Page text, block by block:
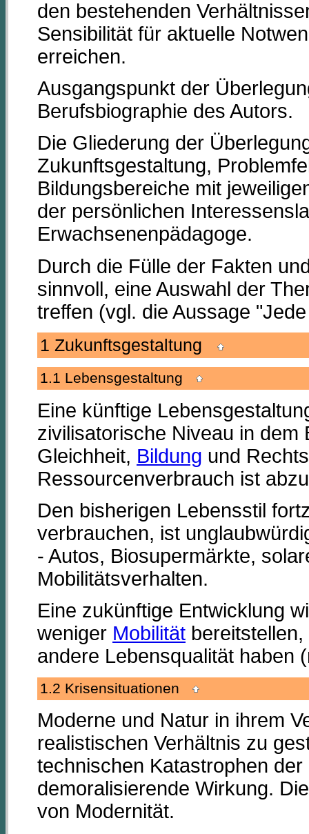
den bestehenden
Sensibilität für aktuelle
erreichen.
Ausgangspunkt der
Berufsbiographie des Autors.
Die Gliederung der
Zukunftsgestaltung,
Bildungsbereiche mit
der persönlichen
Erwachsenenpädagoge.
Durch die Fülle der Fakten
sinnvoll, eine Auswahl der
treffen (vgl. die Aussage
1 Zukunftsgestaltung
1.1 Lebensgestaltung
Eine künftige
zivilisatorische Niveau in
Gleichheit, Bildung und
Ressourcenverbrauch ist
Den bisherigen Lebensstil
verbrauchen, ist
- Autos, Biosupermärkte,
Mobilitätsverhalten.
Eine zukünftige Entwicklung
weniger Mobilität
andere Lebensqualität haben
1.2 Krisensituationen
Moderne und Natur in ihrem
realistischen Verhältnis zu
technischen Katastrophen
demoralisierende Wirkung.
von Modernität.